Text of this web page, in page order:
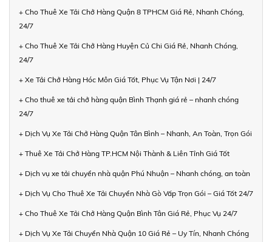
+ Cho Thuê Xe Tải Chở Hàng Quận 8 TPHCM Giá Rẻ, Nhanh Chóng,
24/7
+ Cho Thuê Xe Tải Chở Hàng Huyện Củ Chi Giá Rẻ, Nhanh Chóng,
24/7
+ Xe Tải Chở Hàng Hóc Môn Giá Tốt, Phục Vụ Tận Nơi | 24/7
+ Cho thuê xe tải chở hàng quận Bình Thạnh giá rẻ – nhanh chóng
24/7
+ Dịch Vụ Xe Tải Chở Hàng Quận Tân Bình – Nhanh, An Toàn, Trọn Gói
+ Thuê Xe Tải Chở Hàng TP.HCM Nội Thành & Liên Tỉnh Giá Tốt
+ Dịch vụ xe tải chuyển nhà quận Phú Nhuận – Nhanh chóng, an toàn
+ Dịch Vụ Cho Thuê Xe Tải Chuyển Nhà Gò Vấp Trọn Gói – Giá Tốt 24/7
+ Cho Thuê Xe Tải Chở Hàng Quận Bình Tân Giá Rẻ, Phục Vụ 24/7
+ Dịch Vụ Xe Tải Chuyển Nhà Quận 10 Giá Rẻ – Uy Tín, Nhanh Chóng